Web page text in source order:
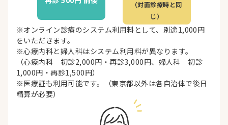
（対面診療時と同
じ）
※オンライン診療のシステム利用料として、別途1,000円
をいただきます。
※心療内科と婦人科はシステム利用料が異なります。
（心療内科 初診2,000円・再診3,000円、婦人科 初診
1,000円・再診1,500円）
※医療証も利用可能です。（東京都以外は各自治体で後日
精算が必要）